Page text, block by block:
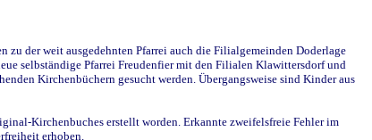
der weit ausgedehnten Pfarrei auch die Filialgemeinden Doderlage
selbständige Pfarrei Freudenfier mit den Filialen Klawittersdorf und
Kirchenbüchern gesucht werden. Übergangsweise sind Kinder aus
Kirchenbuches erstellt worden. Erkannte zweifelsfreie Fehler im
erhoben.